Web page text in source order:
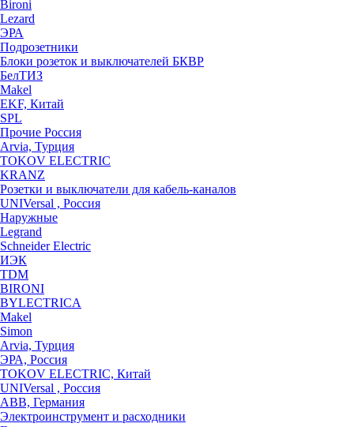
Bironi
Lezard
ЭРА
Подрозетники
Блоки розеток и выключателей БКВР
БелТИЗ
Makel
EKF, Китай
SPL
Прочие Россия
Arvia, Турция
TOKOV ELECTRIC
KRANZ
Розетки и выключатели для кабель-каналов
UNIVersal , Россия
Наружные
Legrand
Schneider Electric
ИЭК
TDM
BIRONI
BYLECTRICA
Makel
Simon
Arvia, Турция
ЭРА, Россия
TOKOV ELECTRIC, Китай
UNIVersal , Россия
ABB, Германия
Электроинструмент и расходники